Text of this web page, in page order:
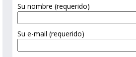
Su nombre (requerido)
Su e-mail (requerido)